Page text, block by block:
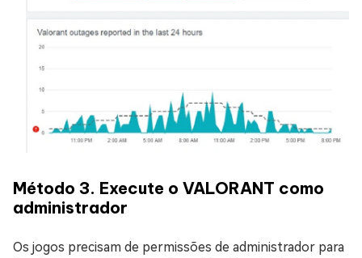
Método 3. Execute o VALORANT como
administrador
Os jogos precisam de permissões de administrador para